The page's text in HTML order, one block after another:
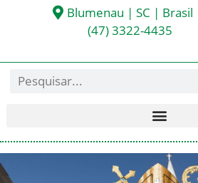
Blumenau | SC | Brasil
(47) 3322-4435